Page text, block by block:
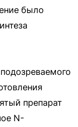
было
препарат
N-